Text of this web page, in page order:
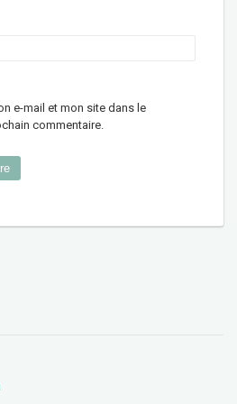
e-mail et mon site dans le
commentaire.